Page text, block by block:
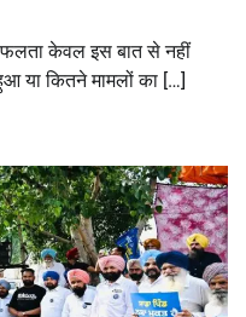
केवल इस बात से नहीं
या कितने मामलों का […]